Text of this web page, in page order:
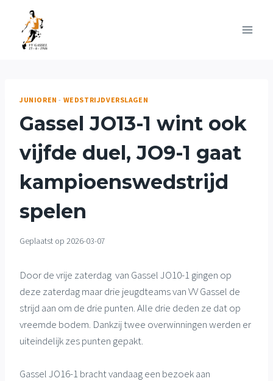
Doorgaan
inhoud
JUNIOREN - WEDSTRIJDVERSLAGEN
Gassel JO13-1 wint ook
vijfde duel, JO9-1 gaat
kampioenswedstrijd
spelen
Geplaatst op 2026-03-07
Door de vrije zaterdag van Gassel JO10-1 gingen op
deze zaterdag maar drie jeugdteams van VV Gassel de
strijd aan om de drie punten. Alle drie deden ze dat op
vreemde bodem. Dankzij twee overwinningen werden er
uiteindelijk zes punten gepakt.
Gassel JO16-1 bracht vandaag een bezoek aan